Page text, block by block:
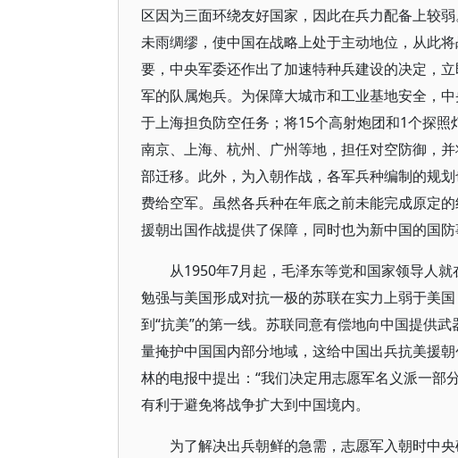
区因为三面环绕友好国家，因此在兵力配备上较
未雨绸缪，使中国在战略上处于主动地位，从此
要，中央军委还作出了加速特种兵建设的决定，
军的队属炮兵。为保障大城市和工业基地安全，
于上海担负防空任务；将15个高射炮团和1个探照
南京、上海、杭州、广州等地，担任对空防御，
部迁移。此外，为入朝作战，各军兵种编制的规
费给空军。虽然各兵种在年底之前未能完成原定
援朝出国作战提供了保障，同时也为新中国的国防
从1950年7月起，毛泽东等党和国家领导人
勉强与美国形成对抗一极的苏联在实力上弱于美
到“抗美”的第一线。苏联同意有偿地向中国提供
量掩护中国国内部分地域，这给中国出兵抗美援
林的电报中提出：“我们决定用志愿军名义派一部
有利于避免将战争扩大到中国境内。
为了解决出兵朝鲜的急需，志愿军入朝时中